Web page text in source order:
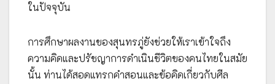
ในปัจจุบัน
การศึกษาผลงานของสุนทรภู่ยังช่วยให้เราเข้าใจถึง
ความคิดและปรัชญาการดำเนินชีวิตของคนไทยในสมัย
นั้น ท่านได้สอดแทรกคำสอนและข้อคิดเกี่ยวกับศีล